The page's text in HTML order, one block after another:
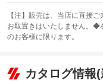
：装備なし
サンルーフ
：装備なし
リフトアップ
：装備なし
カーナビ：メモリーナ
：装備あり
TV：フルセグ
：装備あり
ビジュアル
：装備なし
【注】販売は、当店に直接
お取置きはいたしません。◆
のお客様に限ります。
カタログ情報